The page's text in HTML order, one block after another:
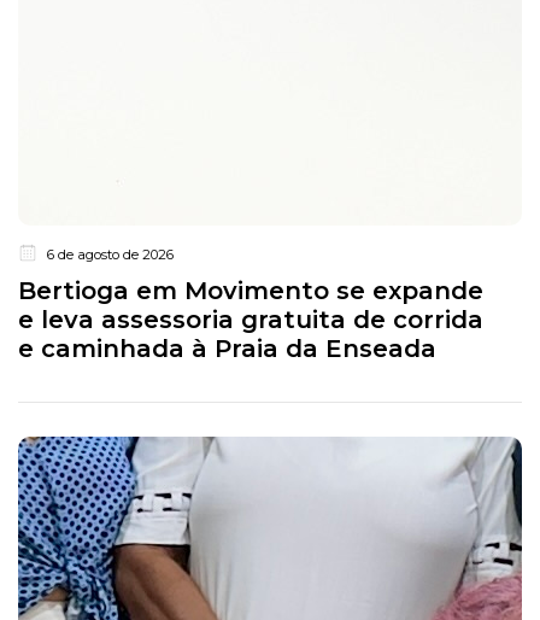
6 de agosto de 2026
Bertioga em Movimento se expande
e leva assessoria gratuita de corrida
e caminhada à Praia da Enseada